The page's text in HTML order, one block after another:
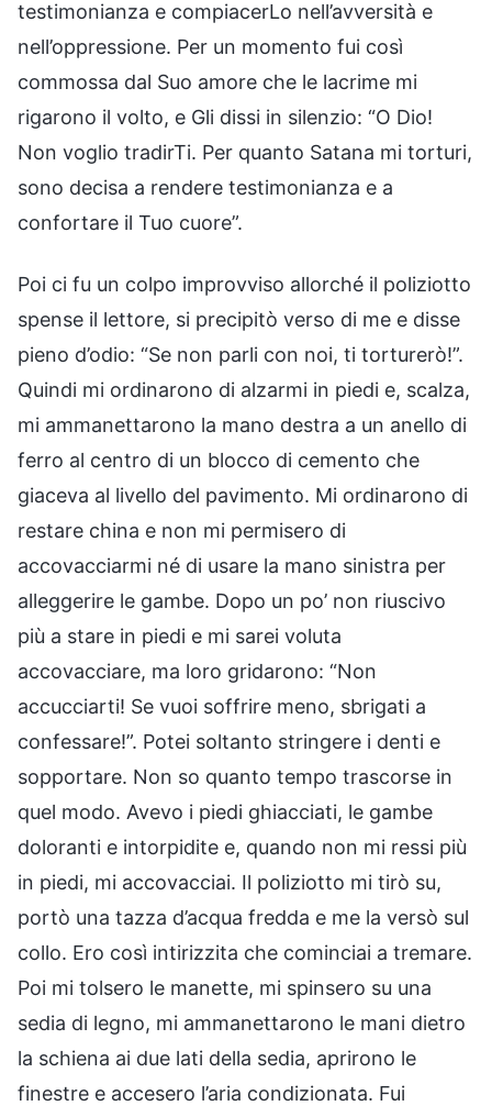
testimonianza e compiacerLo nell’avversità e
nell’oppressione. Per un momento fui così
commossa dal Suo amore che le lacrime mi
rigarono il volto, e Gli dissi in silenzio: “O Dio!
Non voglio tradirTi. Per quanto Satana mi torturi,
sono decisa a rendere testimonianza e a
confortare il Tuo cuore”.
Poi ci fu un colpo improvviso allorché il poliziotto
spense il lettore, si precipitò verso di me e disse
pieno d’odio: “Se non parli con noi, ti torturerò!”.
Quindi mi ordinarono di alzarmi in piedi e, scalza,
mi ammanettarono la mano destra a un anello di
ferro al centro di un blocco di cemento che
giaceva al livello del pavimento. Mi ordinarono di
restare china e non mi permisero di
accovacciarmi né di usare la mano sinistra per
alleggerire le gambe. Dopo un po’ non riuscivo
più a stare in piedi e mi sarei voluta
accovacciare, ma loro gridarono: “Non
accucciarti! Se vuoi soffrire meno, sbrigati a
confessare!”. Potei soltanto stringere i denti e
sopportare. Non so quanto tempo trascorse in
quel modo. Avevo i piedi ghiacciati, le gambe
doloranti e intorpidite e, quando non mi ressi più
in piedi, mi accovacciai. Il poliziotto mi tirò su,
portò una tazza d’acqua fredda e me la versò sul
collo. Ero così intirizzita che cominciai a tremare.
Poi mi tolsero le manette, mi spinsero su una
sedia di legno, mi ammanettarono le mani dietro
la schiena ai due lati della sedia, aprirono le
finestre e accesero l’aria condizionata. Fui